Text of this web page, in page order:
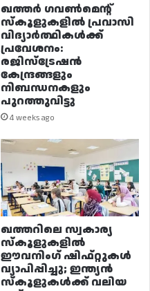
ഖത്തർ ഗവൺമെന്റ്
സ്കൂളുകളിൽ പ്രവാസി
വിദ്യാർത്ഥികൾക്ക്
പ്രവേശനം:
രജിസ്ട്രേഷൻ
കേന്ദ്രങ്ങളും
നിബന്ധനകളും
പുറത്തുവിട്ടു
4 weeks ago
ഖത്തറിലെ സ്വകാര്യ
സ്കൂളുകളിൽ
ഈവനിംഗ് ഷിഫ്റ്റുകൾ
വ്യാപിപ്പിച്ചു; ഇന്ത്യൻ
സ്കൂളുകൾക്ക് വലിയ